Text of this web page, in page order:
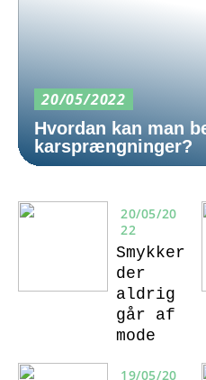
20/05/2022
Hvordan kan man
karsprængninger?
20/05/20
22
Smykker
der
aldrig
går af
mode
19/05/20